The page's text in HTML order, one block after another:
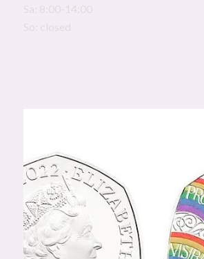
Sa: 8:00-14:00
So: closed